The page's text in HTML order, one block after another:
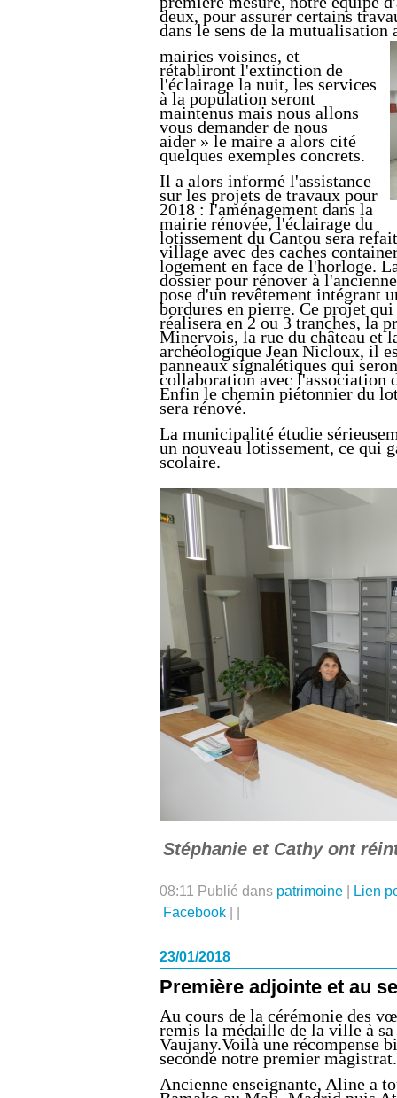
deux, pour assurer certains
dans le sens de la mutualisation
mairies voisines, et
rétabliront l'extinction de
l'éclairage la nuit, les services
à la population seront
maintenus mais nous allons
vous demander de nous
aider » le maire a alors cité
quelques exemples concrets.
Il a alors informé l'assistance
sur les projets de travaux pour
2018 : l'aménagement dans la
mairie rénovée, l'éclairage du
lotissement du Cantou sera
village avec des caches
logement en face de l'horloge.
dossier pour rénover à
pose d'un revêtement intégrant
bordures en pierre. Ce projet
réalisera en 2 ou 3 tranches, la
Minervois, la rue du château et
archéologique Jean Nicloux, il
panneaux signalétiques qui
collaboration avec l'association
Enfin le chemin piétonnier du
sera rénové.
La municipalité étudie
un nouveau lotissement, ce qui
scolaire.
Stéphanie et Cathy ont
08:11 Publié dans patrimoine | Lien
Facebook | |
23/01/2018
Première adjointe et au
Au cours de la cérémonie des
remis la médaille de la ville à
Vaujany.Voilà une récompense
seconde notre premier magistrat.
Ancienne enseignante, Aline a